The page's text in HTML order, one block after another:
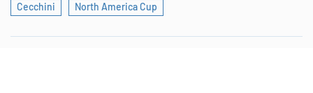
Cecchini North America Cup